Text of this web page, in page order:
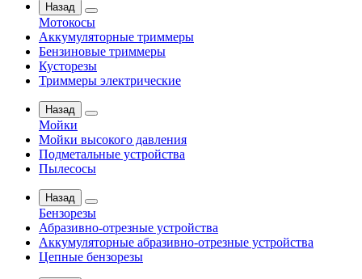
Назад
Мотокосы
Аккумуляторные триммеры
Бензиновые триммеры
Кусторезы
Триммеры электрические
Назад
Мойки
Мойки высокого давления
Подметальные устройства
Пылесосы
Назад
Бензорезы
Абразивно-отрезные устройства
Аккумуляторные абразивно-отрезные устройства
Цепные бензорезы